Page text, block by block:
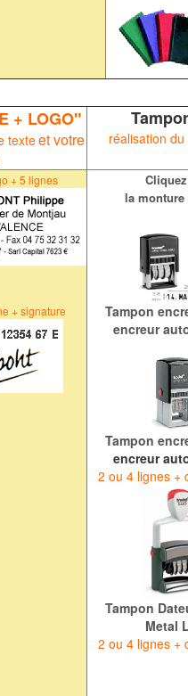
+ LOGO"
texteet votre
réalisation
+ 5 lignes
+ signature
la
Tampon
encreur
Tampon
encreur
2 ou 4 lignes +
Tampon
Metal
2 ou 4 lignes +